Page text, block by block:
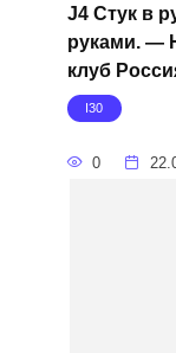
J4 Стук в
руками. —
клуб
I30
0